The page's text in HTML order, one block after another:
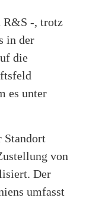
R&S -, trotz
in der
die
es unter
Standort
von
Der
umfasst